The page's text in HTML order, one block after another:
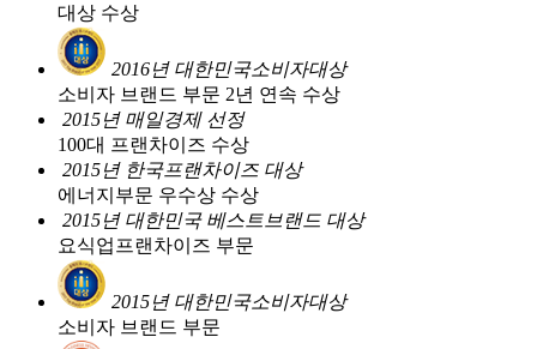
대상 수상
2016년 대한민국소비자대상
소비자 브랜드 부문 2년 연속 수상
2015년 매일경제 선정
100대 프랜차이즈 수상
2015년 한국프랜차이즈 대상
에너지부문 우수상 수상
2015년 대한민국 베스트브랜드 대상
요식업프랜차이즈 부문
2015년 대한민국소비자대상
소비자 브랜드 부문